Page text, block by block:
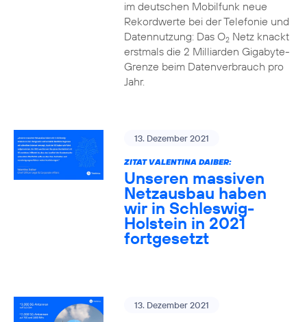
im deutschen Mobilfunk neue
Rekordwerte bei der Telefonie und
Datennutzung: Das O2Netz knackt
erstmals die 2 Milliarden Gigabyte-
Grenze beim Datenverbrauch pro
Jahr.
13. Dezember 2021
ZITAT VALENTINA DAIBER:
Unseren massiven
Netzausbau haben
wir in Schleswig-
Holstein in 2021
fortgesetzt
13. Dezember 2021